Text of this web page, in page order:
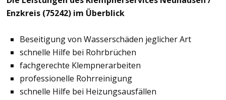
Enzkreis (75242) im Überblick
Beseitigung von Wasserschäden jeglicher Art
schnelle Hilfe bei Rohrbrüchen
fachgerechte Klempnerarbeiten
professionelle Rohrreinigung
schnelle Hilfe bei Heizungsausfällen